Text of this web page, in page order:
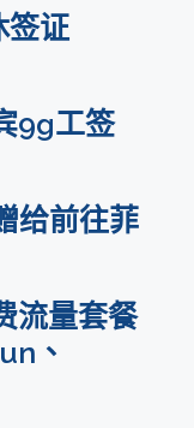
签证
9g工签
给前往菲
流量套餐
、